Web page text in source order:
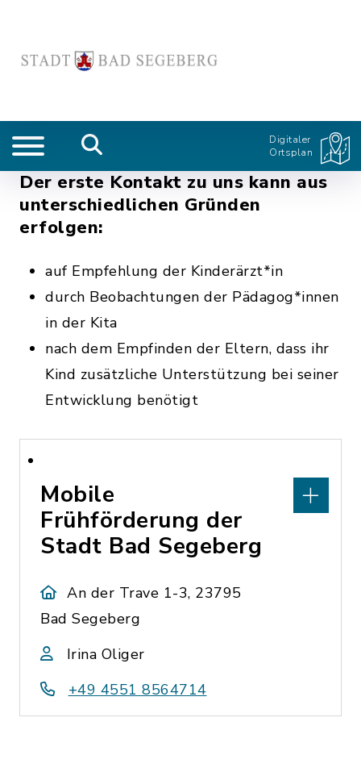
Digitaler
Ortsplan
Der erste Kontakt zu uns kann aus
unterschiedlichen Gründen
erfolgen:
auf Empfehlung der Kinderärzt*in
durch Beobachtungen der Pädagog*innen
in der Kita
nach dem Empfinden der Eltern, dass ihr
Kind zusätzliche Unterstützung bei seiner
Entwicklung benötigt
Mobile
Frühförderung der
Stadt Bad Segeberg
An der Trave 1-3, 23795
Bad Segeberg
Irina Oliger
+49 4551 8564714